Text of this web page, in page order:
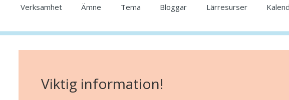
Verksamhet Ämne Tema Bloggar Lärresurser
Viktig information!